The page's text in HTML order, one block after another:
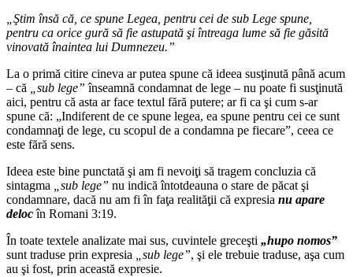
„Ştim însă că, ce spune Legea, pentru cei de sub Lege spune,
pentru ca orice gură să fie astupată şi întreaga lume să fie găsită
vinovată înaintea lui Dumnezeu.”
La o primă citire cineva ar putea spune că ideea susţinută până acum
– că „sub lege” înseamnă condamnat de lege – nu poate fi susţinută
aici, pentru că asta ar face textul fără putere; ar fi ca şi cum s-ar
spune că: „Indiferent de ce spune legea, ea spune pentru cei ce sunt
condamnaţi de lege, cu scopul de a condamna pe fiecare”, ceea ce
este fără sens.
Ideea este bine punctată şi am fi nevoiţi să tragem concluzia că
sintagma „sub lege” nu indică întotdeauna o stare de păcat şi
condamnare, dacă nu am fi în faţa realităţii că expresia nu apare
delocîn Romani 3:19.
În toate textele analizate mai sus, cuvintele greceşti „hupo nomos”
sunt traduse prin expresia „sub lege”, şi ele trebuie traduse, aşa cum
au şi fost, prin această expresie.